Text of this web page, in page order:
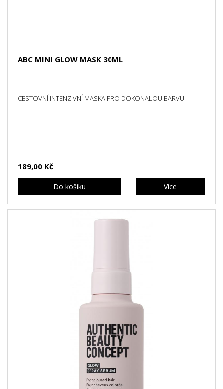
ABC MINI GLOW MASK 30ML
CESTOVNÍ INTENZIVNÍ MASKA PRO DOKONALOU BARVU
189,00 Kč
Do košíku Více